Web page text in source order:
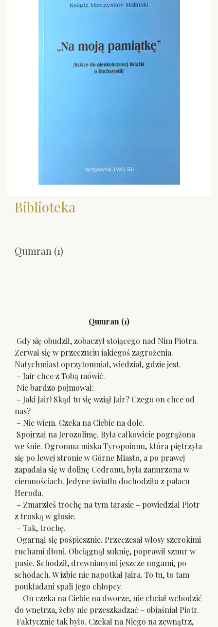
Biblioteka
Qumran (1)
Qumran (1)
Gdy się obudził, zobaczył stojącego nad Nim Piotra.
Zerwał się w przeczuciu jakiegoś zagrożenia.
Natychmiast oprzytomniał, wiedział, gdzie jest.
– Jair chce z Tobą mówić.
Nie bardzo pojmował:
– Jaki Jair! Skąd tu się wziął Jair? Czego on chce od
nas?
– Nie wiem. Czeka na Ciebie na dole.
Spojrzał na Jerozolimę. Była całkowicie pogrążona
we śnie. Ogromna miska Tyropoionu, która piętrzyła
się po lewej stronie w Górne Miasto, a po prawej
zapadała się w dolinę Cedronu, była zanurzona w
ciemnościach. Jedyne światło dochodziło z pałacu
Heroda.
– Zmarzłeś trochę na tym tarasie – powiedział Piotr
z troską w głosie.
– Tak, trochę.
Ogarnął się pośpiesznie. Przeczesał włosy szerokimi
ruchami dłoni. Obciągnął suknię, poprawił sznur w
pasie. Schodził, drewnianymi jeszcze nogami, po
schodach. W izbie nie napotkał Jaira. To tu, to tam
poukładani spali Jego chłopcy.
– On czeka na Ciebie na dworze, nie chciał wchodzić
do wnętrza, żeby nie przeszkadzać – objaśniał Piotr.
Faktycznie tak było. Czekał na Niego na zewnątrz,